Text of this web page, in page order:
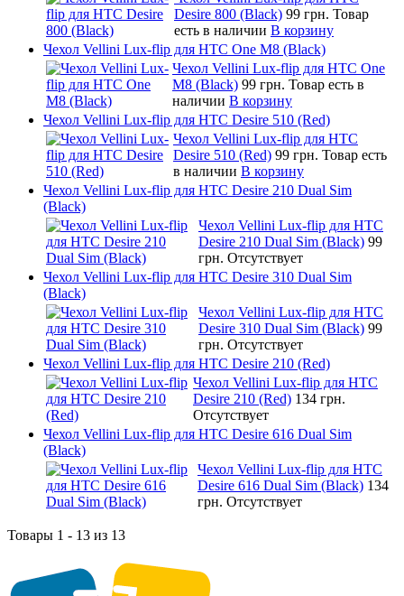
Desire 800 (Black) 99 грн. Товар
есть в наличии В корзину
Чехол Vellini Lux-flip для HTC One M8 (Black)
Чехол Vellini Lux-flip для HTC One
M8 (Black) 99 грн. Товар есть в
наличии В корзину
Чехол Vellini Lux-flip для HTC Desire 510 (Red)
Чехол Vellini Lux-flip для HTC
Desire 510 (Red) 99 грн. Товар есть
в наличии В корзину
Чехол Vellini Lux-flip для HTC Desire 210 Dual Sim
(Black)
Чехол Vellini Lux-flip для HTC
Desire 210 Dual Sim (Black) 99
грн. Отсутствует
Чехол Vellini Lux-flip для HTC Desire 310 Dual Sim
(Black)
Чехол Vellini Lux-flip для HTC
Desire 310 Dual Sim (Black) 99
грн. Отсутствует
Чехол Vellini Lux-flip для HTC Desire 210 (Red)
Чехол Vellini Lux-flip для HTC
Desire 210 (Red) 134 грн.
Отсутствует
Чехол Vellini Lux-flip для HTC Desire 616 Dual Sim
(Black)
Чехол Vellini Lux-flip для HTC
Desire 616 Dual Sim (Black) 134
грн. Отсутствует
Товары 1 - 13 из 13